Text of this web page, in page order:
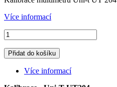
Více informací
Přidat do košíku
Více informací